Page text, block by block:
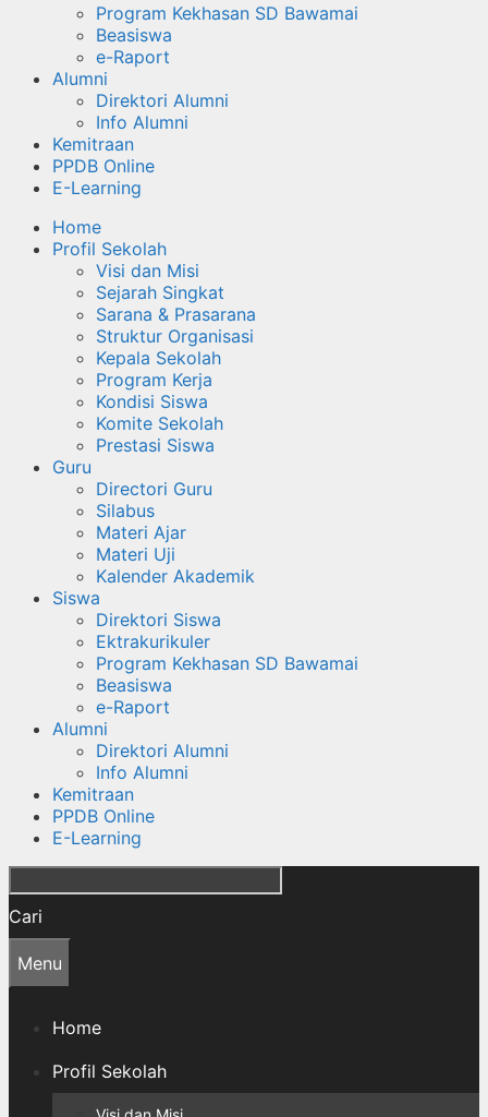
Program Kekhasan SD Bawamai
Beasiswa
e-Raport
Alumni
Direktori Alumni
Info Alumni
Kemitraan
PPDB Online
E-Learning
Home
Profil Sekolah
Visi dan Misi
Sejarah Singkat
Sarana & Prasarana
Struktur Organisasi
Kepala Sekolah
Program Kerja
Kondisi Siswa
Komite Sekolah
Prestasi Siswa
Guru
Directori Guru
Silabus
Materi Ajar
Materi Uji
Kalender Akademik
Siswa
Direktori Siswa
Ektrakurikuler
Program Kekhasan SD Bawamai
Beasiswa
e-Raport
Alumni
Direktori Alumni
Info Alumni
Kemitraan
PPDB Online
E-Learning
Cari
Menu
Home
Profil Sekolah